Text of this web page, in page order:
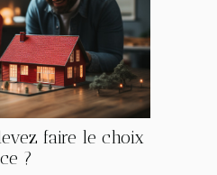
faire le choix
?